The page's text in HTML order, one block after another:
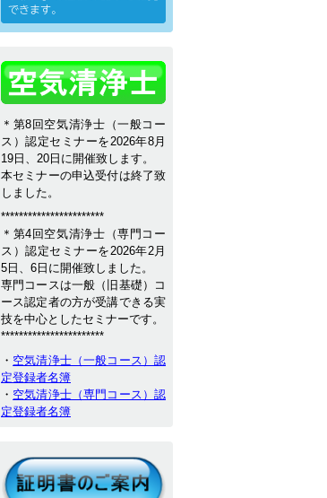
＊第8回空気清浄士（一般コー
ス）認定セミナーを2026年8月
19日、20日に開催致します。
本セミナーの申込受付は終了致
しました。
***********************
＊第4回空気清浄士（専門コー
ス）認定セミナーを2026年2月
5日、6日に開催致しました。
専門コースは一般（旧基礎）コ
ース認定者の方が受講できる実
技を中心としたセミナーです。
***********************
・ 空気清浄士（一般コース）認
定登録者名簿
・ 空気清浄士（専門コース）認
定登録者名簿